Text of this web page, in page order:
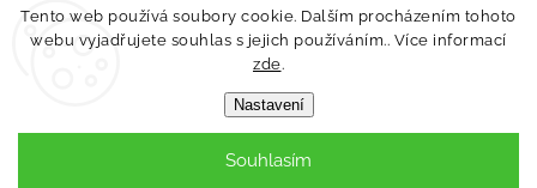
Tento web používá soubory cookie. Dalším procházením tohoto
webu vyjadřujete souhlas s jejich používáním.. Více informací
zde.
Nastavení
Souhlasím